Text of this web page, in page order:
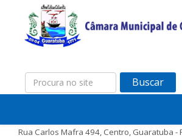
Buscar
Rua Carlos Mafra 494, Centro, Guaratuba -